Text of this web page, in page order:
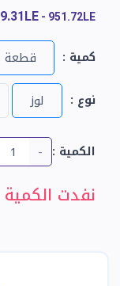
- 951.72LE
كمية : قطعة
نوع : لوز
الكمية : -
نفدت الكمية